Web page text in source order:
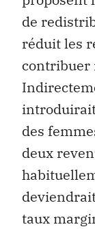
de
réduit les
contribuer
des
deux
taux